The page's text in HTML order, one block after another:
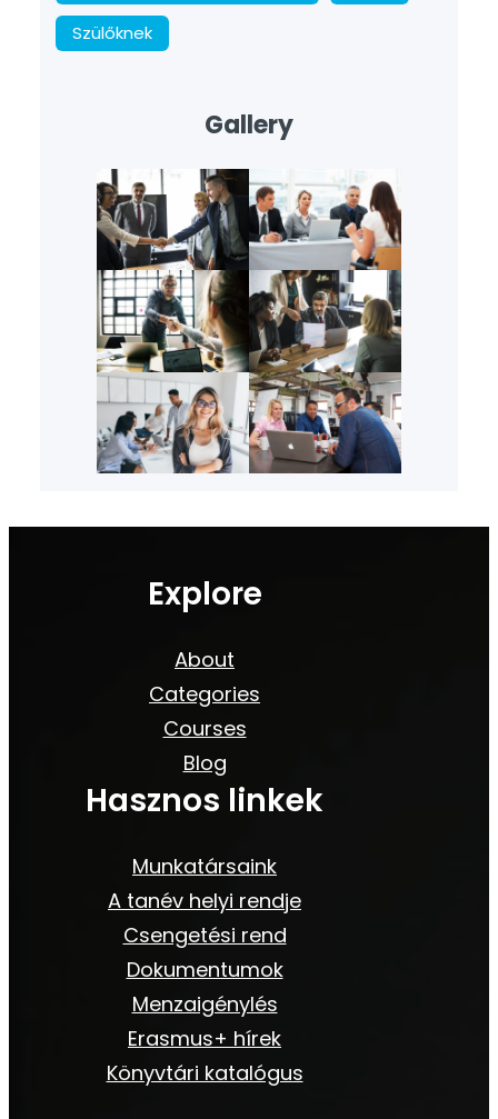
Szülőknek
Gallery
Explore
About
Categories
Courses
Blog
Hasznos linkek
Munkatársaink
A tanév helyi rendje
Csengetési rend
Dokumentumok
Menzaigénylés
Erasmus+ hírek
Könyvtári katalógus